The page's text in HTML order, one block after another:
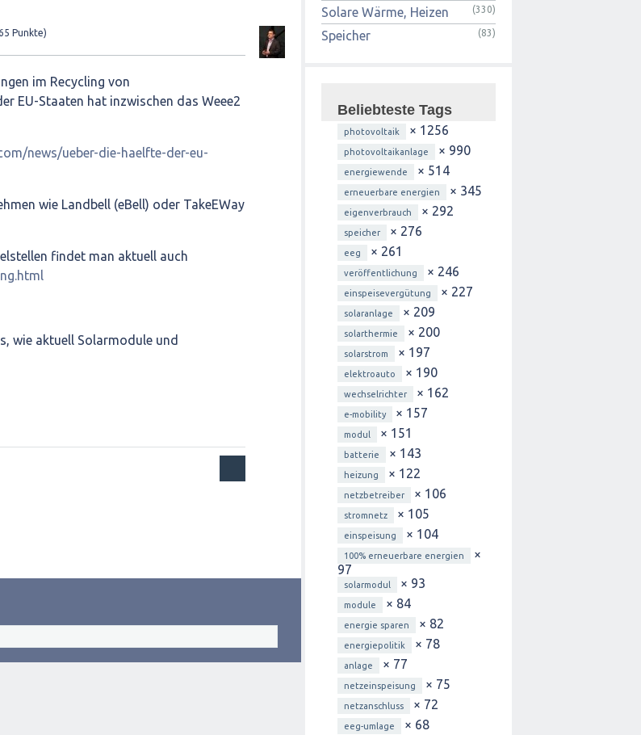
Punkte)
im Recycling von
EU-Staaten hat inzwischen das Weee2
news/ueber-die-haelfte-der-eu-
wie Landbell (eBell) oder TakeEWay
findet man aktuell auch
wie aktuell Solarmodule und
Solare Wärme, Heizen (330)
Speicher (83)
Beliebteste Tags
photovoltaik × 1256
photovoltaikanlage × 990
energiewende × 514
erneuerbare energien × 345
eigenverbrauch × 292
speicher × 276
eeg × 261
veröffentlichung × 246
einspeisevergütung × 227
solaranlage × 209
solarthermie × 200
solarstrom × 197
elektroauto × 190
wechselrichter × 162
e-mobility × 157
modul × 151
batterie × 143
heizung × 122
netzbetreiber × 106
stromnetz × 105
einspeisung × 104
100% erneuerbare energien
×
97
solarmodul × 93
module × 84
energie sparen × 82
energiepolitik × 78
anlage × 77
netzeinspeisung × 75
netzanschluss × 72
eeg-umlage × 68